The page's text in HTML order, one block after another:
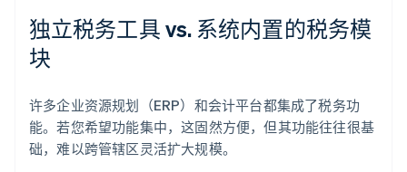
独立税务工具 vs. 系统内置的税务模
块
许多企业资源规划（ERP）和会计平台都集成了税务功
能。若您希望功能集中，这固然方便，但其功能往往很基
础，难以跨管辖区灵活扩大规模。